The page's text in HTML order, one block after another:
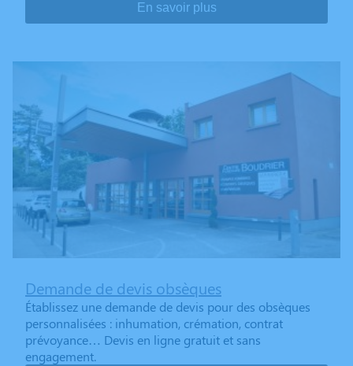
En savoir plus
Demande de devis obsèques
Établissez une demande de devis pour des obsèques
personnalisées : inhumation, crémation, contrat
prévoyance… Devis en ligne gratuit et sans
engagement.